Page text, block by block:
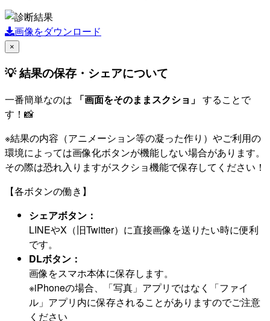
画像をダウンロード
×
💡 結果の保存・シェアについて
一番簡単なのは 「画面をそのままスクショ」 することで
す！📸
※結果の内容（アニメーション等の凝った作り）やご利用の
環境によっては画像化ボタンが機能しない場合があります。
その際は恐れ入りますがスクショ機能で保存してください！
【各ボタンの働き】
シェアボタン：
LINEやX（旧Twitter）に直接画像を送りたい時に便利
です。
DLボタン：
画像をスマホ本体に保存します。
※iPhoneの場合、「写真」アプリではなく「ファイ
ル」アプリ内に保存されることがありますのでご注意
ください